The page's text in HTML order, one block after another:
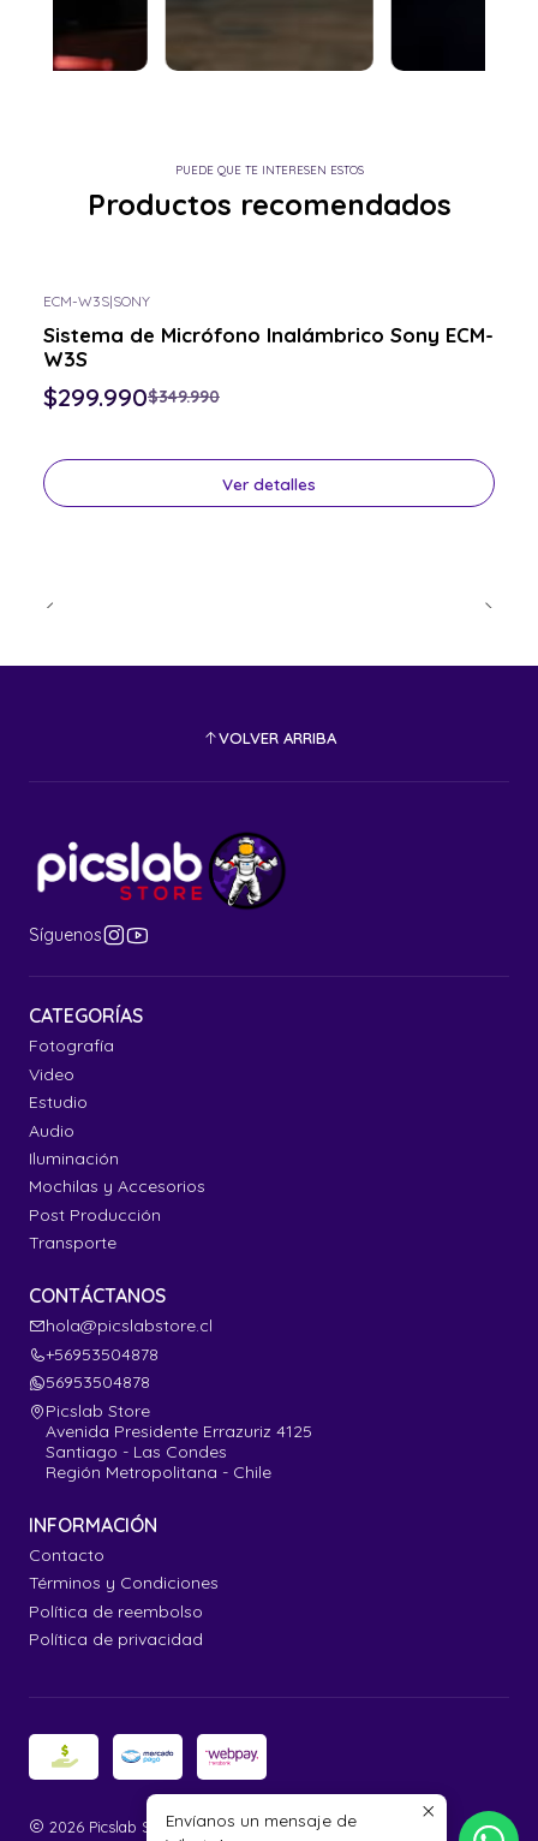
PUEDE QUE TE INTERESEN ESTOS
Productos recomendados
Consulta por el tuyo
ECM-W3S|SONY
Sistema de Micrófono Inalámbrico Sony ECM-
W3S
$299.990$349.990
Ver detalles
VOLVER ARRIBA
Síguenos
CATEGORÍAS
Fotografía
Video
Estudio
Audio
Iluminación
Mochilas y Accesorios
Post Producción
Transporte
CONTÁCTANOS
hola@picslabstore.cl
+56953504878
56953504878
Picslab Store
Avenida Presidente Errazuriz 4125
Santiago - Las Condes
Región Metropolitana - Chile
INFORMACIÓN
Contacto
Términos y Condiciones
Política de reembolso
Política de privacidad
2026 Picslab Store.Envíanos un mensaje de